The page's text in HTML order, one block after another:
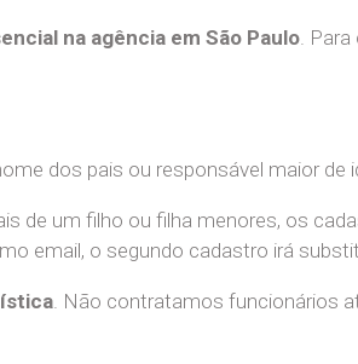
na agência em São Paulo .
dos pais ou responsável maior de
de um filho ou filha menores, os
email, o segundo cadastro irá
. Não contratamos funcionários